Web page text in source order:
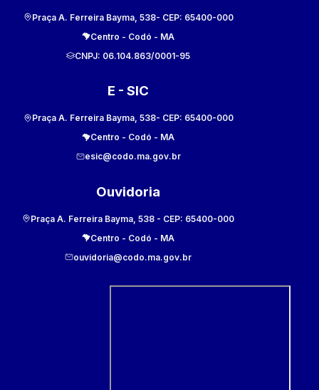
Praça A. Ferreira Bayma, 538- CEP: 65400-000
Centro - Codó - MA
CNPJ: 06.104.863/0001-95
E - SIC
Praça A. Ferreira Bayma, 538- CEP: 65400-000
Centro - Codó - MA
esic@codo.ma.gov.br
Ouvidoria
Praça A. Ferreira Bayma, 538 - CEP: 65400-000
Centro - Codó - MA
ouvidoria@codo.ma.gov.br